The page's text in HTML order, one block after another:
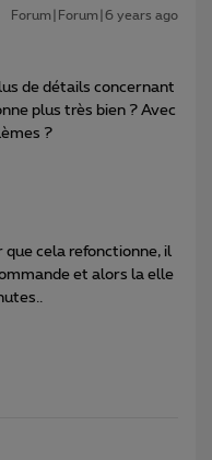
Forum|Forum|6 years ago
de détails concernant
plus très bien ? Avec
?
que cela refonctionne, il
et alors la elle